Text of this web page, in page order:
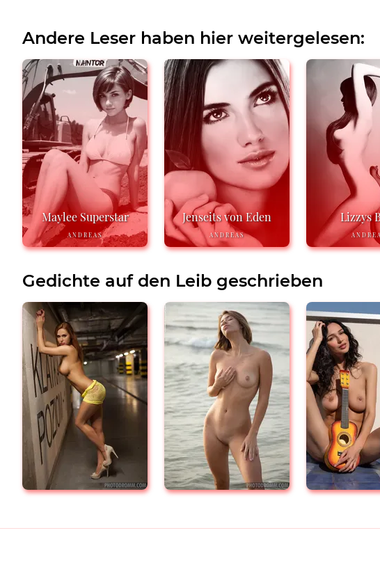
Andere Leser haben hier weitergelesen:
Maylee Superstar
ANDREAS
Jenseits von Eden
ANDREAS
Lizzys
Gedichte auf den Leib geschrieben